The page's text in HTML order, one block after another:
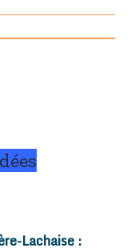
Lachaise :